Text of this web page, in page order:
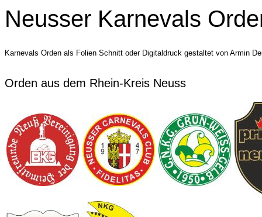
Neusser Karnevals
Karnevals Orden als Folien Schnitt oder Digitaldruck gestaltet von Armin
Orden aus dem Rhein-Kreis Neuss